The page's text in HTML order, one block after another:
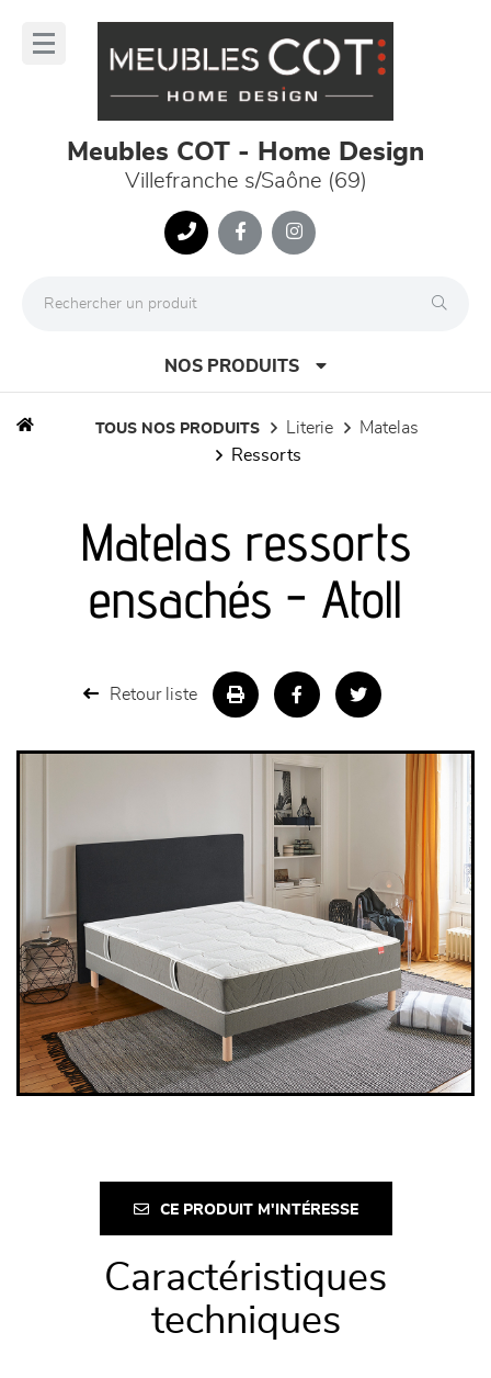
Meubles COT - Home Design
Villefranche s/Saône (69)
NOS PRODUITS
séjours
meubles de complément
TOUS NOS PRODUITS literie
matelas
ressorts
Matelas ressorts
ensachés - Atoll
Retour liste
CE PRODUIT M'INTÉRESSE
Caractéristiques
techniques